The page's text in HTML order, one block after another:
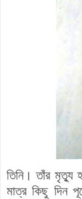
তিনি। তাঁর মৃত্যু
মাত্র কিছু দিন